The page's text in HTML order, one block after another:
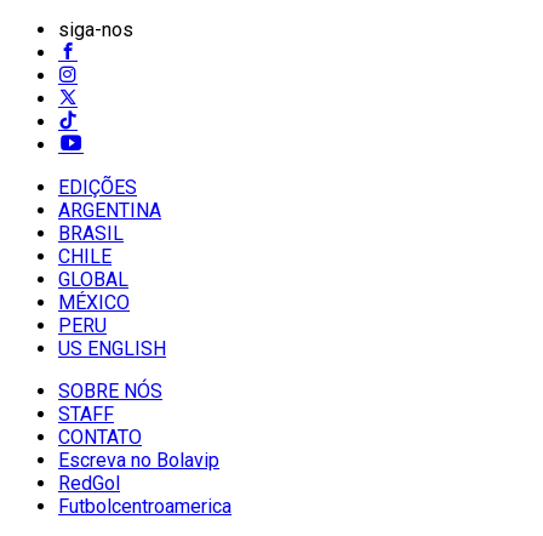
siga-nos
EDIÇÕES
ARGENTINA
BRASIL
CHILE
GLOBAL
MÉXICO
PERU
US ENGLISH
SOBRE NÓS
STAFF
CONTATO
Escreva no Bolavip
RedGol
Futbolcentroamerica